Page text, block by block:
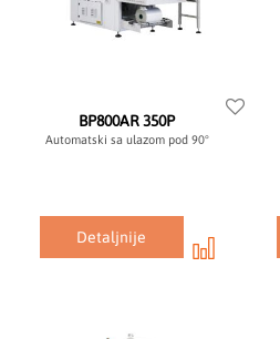
BP800AR 350P
Automatski sa ulazom pod 90°
Detaljnije